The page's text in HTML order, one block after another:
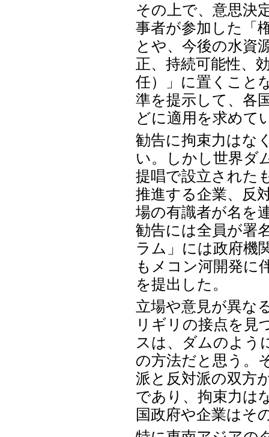
その上で、意思決
事者が参加した「
とや、今後の水資
正、持続可能性、
任）」に置くこと
準を提示して、各
どに適用を求めて
勧告に拘束力はな
い。しかし世界ダ
提唱で設立された
推進する企業、反
場の有識者が名を
勧告には全員が署
ラム」には政府機
もメコン河開発に
を提出した。
立場や意見が異な
リギリの接点を見
スは、ダムのよう
の方法だと思う。
派と反対派の双方
であり、拘束力は
国政府や企業はそ